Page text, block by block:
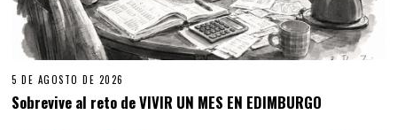
5 DE AGOSTO DE 2026
Sobrevive al reto de VIVIR UN MES EN EDIMBURGO